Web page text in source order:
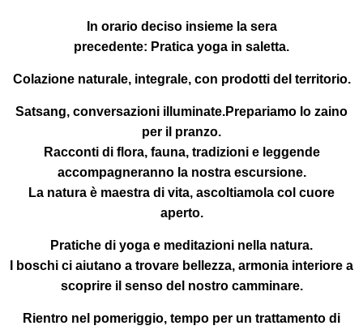
In orario deciso insieme la sera
precedente: Pratica yoga in saletta.
Colazionenaturale, integrale, con prodotti del territorio.
Satsang, conversazioni illuminate.Prepariamo lo zaino
per il pranzo.
Racconti di flora, fauna, tradizioni e leggende
accompagneranno la nostra escursione.
La natura è maestra di vita, ascoltiamola col cuore
aperto.
Pratiche di yoga e meditazioni nella natura.
I boschi ci aiutano a trovare bellezza, armonia interiore a
scoprire il senso del nostro camminare.
Rientro nel pomeriggio, tempo per un trattamento di